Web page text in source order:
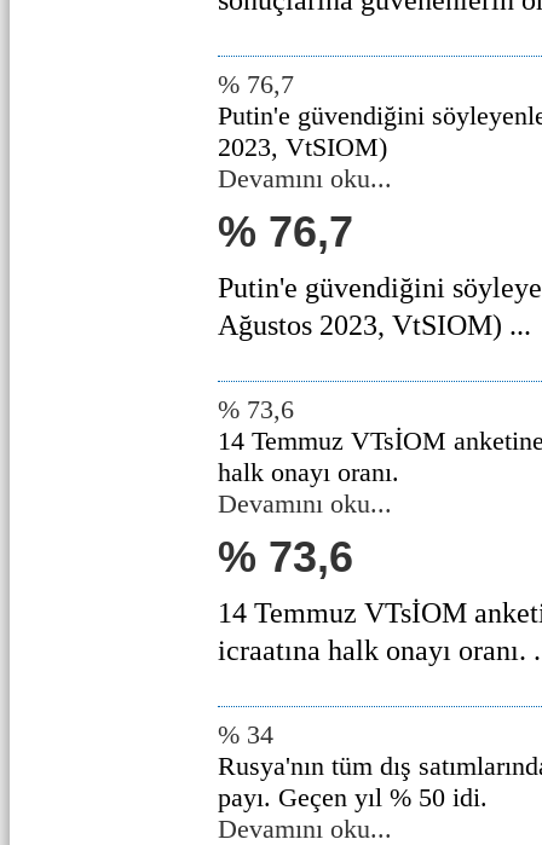
% 76,7
Putin'e güvendiğini
2023, VtSIOM)
Devamını oku...
% 76,7
Putin'e güvendiğini
Ağustos 2023, VtSIOM) ...
% 73,6
14 Temmuz VTsİOM
halk onayı oranı.
Devamını oku...
% 73,6
14 Temmuz VTsİOM
icraatına halk onayı oranı.
% 34
Rusya'nın tüm dış
payı. Geçen yıl % 50 idi.
Devamını oku...